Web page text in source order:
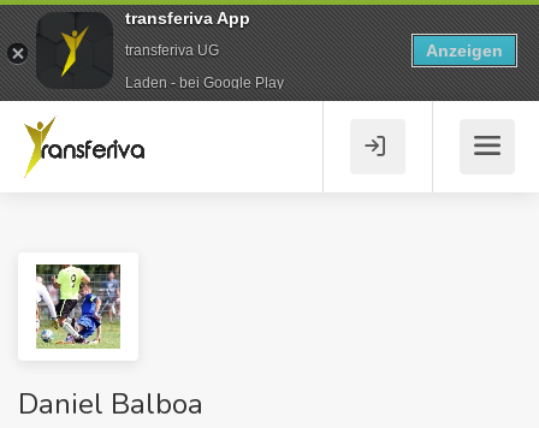
Daniel Balboa
transferiva App
transferiva UG
Laden - bei Google Play
Anzeigen